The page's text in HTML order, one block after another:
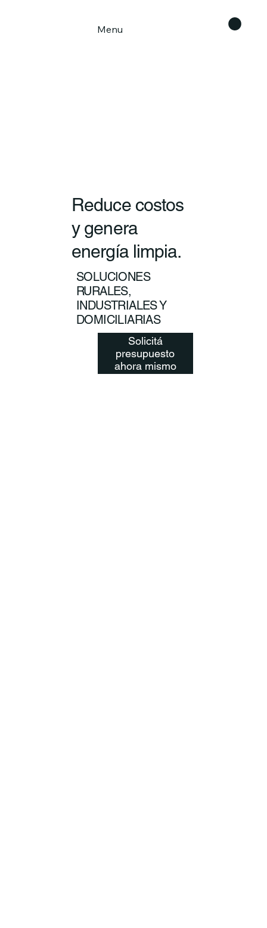
Menu
Reduce costos
y genera
energía limpia.
SOLUCIONES
RURALES,
INDUSTRIALES Y
DOMICILIARIAS
Solicitá
presupuesto
ahora mismo